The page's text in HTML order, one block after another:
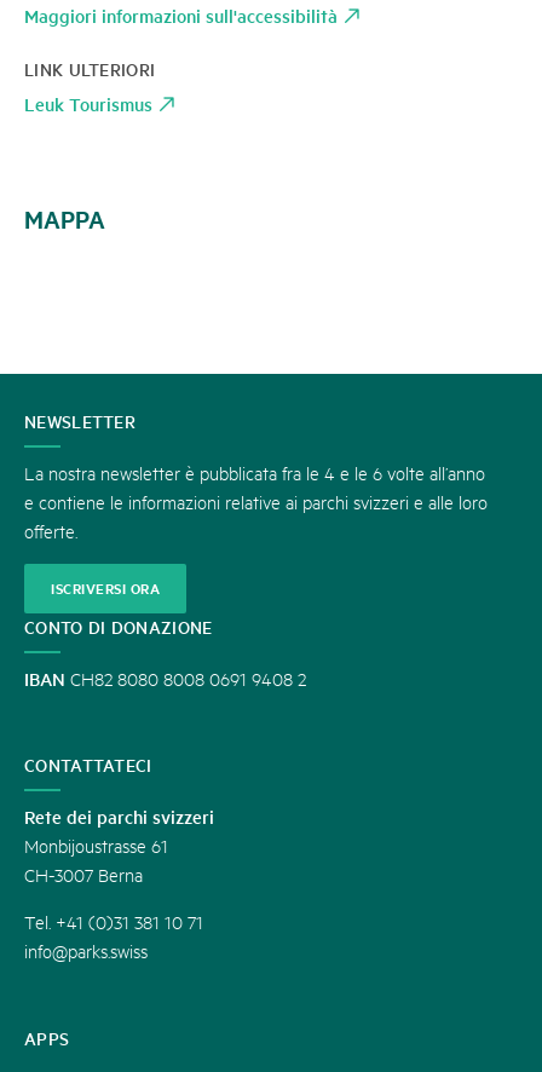
Maggiori informazioni sull'accessibilità
LINK ULTERIORI
Leuk Tourismus
MAPPA
CONTATTATECI
APPS
NEWSLETTER
La nostra newsletter è pubblicata fra le 4 e le 6 volte all’anno
e contiene le informazioni relative ai parchi svizzeri e alle loro
offerte.
ISCRIVERSI ORA
CONTO DI DONAZIONE
IBAN CH82 8080 8008 0691 9408 2
CONTATTATECI
Rete dei parchi svizzeri
Monbijoustrasse 61
CH-3007 Berna
Tel. +41 (0)31 381 10 71
info@parks.swiss